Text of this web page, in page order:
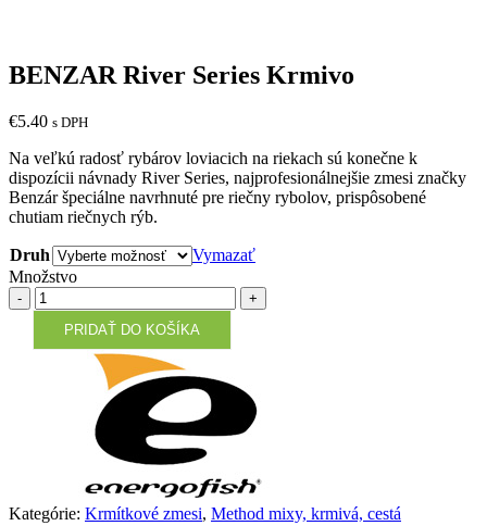
BENZAR River Series Krmivo
€5.40 s DPH
Na veľkú radosť rybárov loviacich na riekach sú konečne k
dispozícii návnady River Series, najprofesionálnejšie zmesi značky
Benzár špeciálne navrhnuté pre riečny rybolov, prispôsobené
chutiam riečnych rýb.
Druh
Vymazať
Množstvo
Množstvo
PRIDAŤ DO KOŠÍKA
Kategórie: Krmítkové zmesi, Method mixy, krmivá, cestá